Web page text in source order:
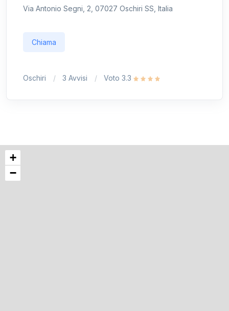
Via Antonio Segni, 2, 07027 Oschiri SS, Italia
Chiama
Oschiri 3 Avvisi Voto 3.3
+
−